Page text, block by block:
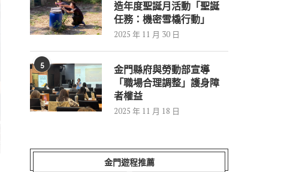
造年度聖誕月活動「聖誕
任務：機密雪橇行動」
2025 年 11 月 30 日
5
金門縣府與勞動部宣導
「職場合理調整」護身障
者權益
2025 年 11 月 18 日
金門遊程推薦